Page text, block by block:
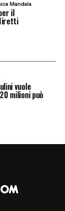
Mandala
il
vuole
milioni può